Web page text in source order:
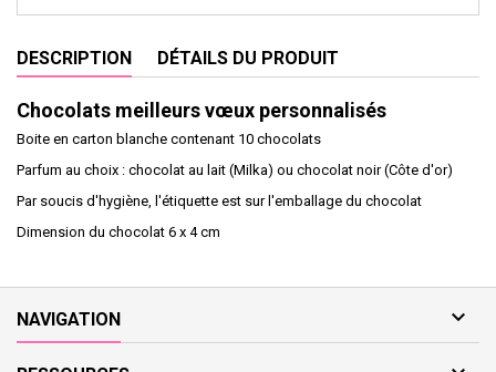
DESCRIPTION DÉTAILS DU PRODUIT
Chocolats meilleurs vœux personnalisés
Boite en carton blanche contenant 10 chocolats
Parfum au choix : chocolat au lait (Milka) ou chocolat noir (Côte d'or)
Par soucis d'hygiène, l'étiquette est sur l'emballage du chocolat
Dimension du chocolat 6 x 4 cm
NAVIGATION 